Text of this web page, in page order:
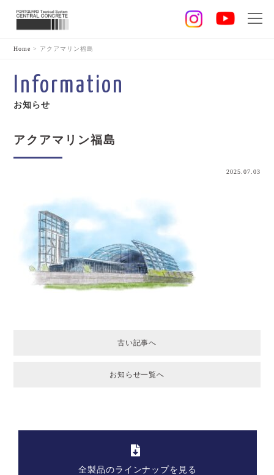
Home > アクアマリン福島
Information
お知らせ
アクアマリン福島
2025.07.03
古い記事へ
お知らせ一覧へ
全製品のラインナップを見る